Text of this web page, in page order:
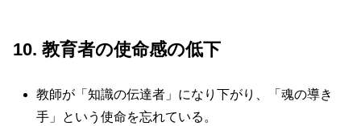
10. 教育者の使命感の低下
教師が「知識の伝達者」になり下がり、「魂の導き
手」という使命を忘れている。